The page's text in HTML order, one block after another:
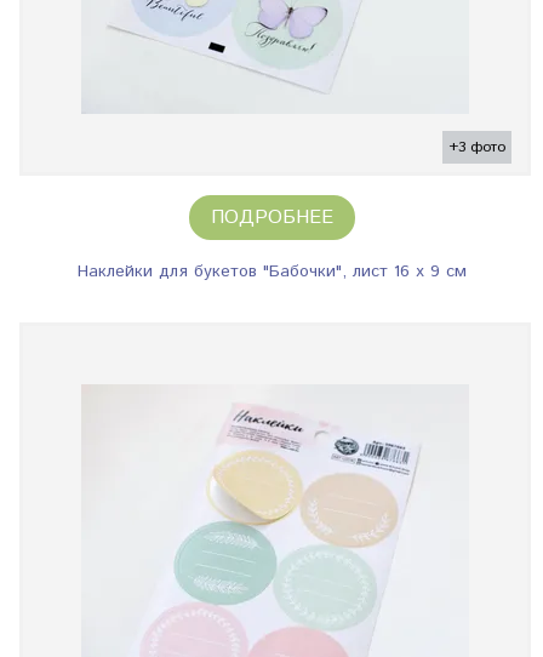
+3 фото
ПОДРОБНЕЕ
Наклейки для букетов "Бабочки", лист 16 х 9 см